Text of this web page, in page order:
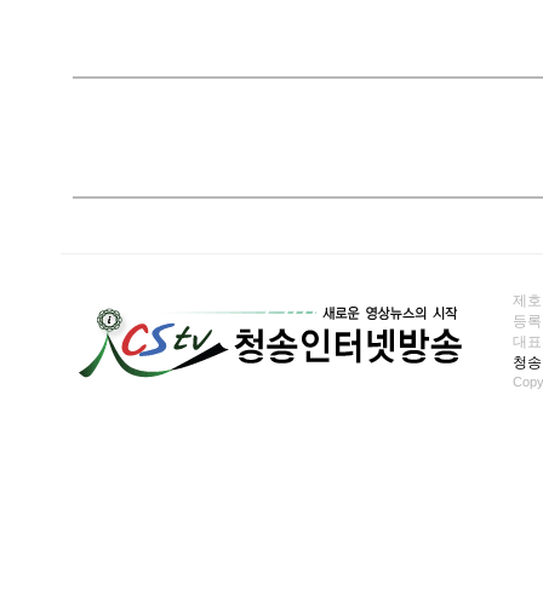
제
등
대표
청